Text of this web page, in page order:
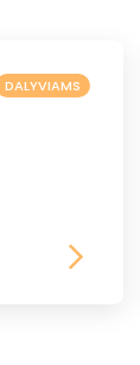
DALYVIAMS